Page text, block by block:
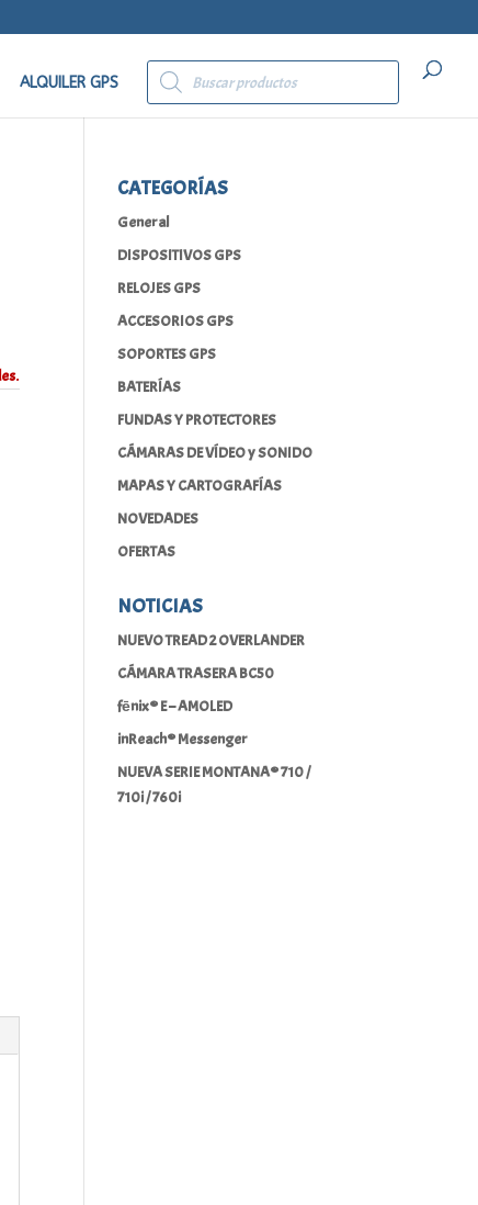
ALQUILER GPS
Búsqueda
de
productos
CATEGORÍAS
General
DISPOSITIVOS GPS
RELOJES GPS
ACCESORIOS GPS
SOPORTES GPS
BATERÍAS
FUNDAS Y PROTECTORES
CÁMARAS DE VÍDEO y SONIDO
MAPAS Y CARTOGRAFÍAS
NOVEDADES
OFERTAS
NOTICIAS
NUEVO TREAD 2 OVERLANDER
CÁMARA TRASERA BC50
fēnix® E – AMOLED
inReach® Messenger
NUEVA SERIE MONTANA® 710 /
710i / 760i